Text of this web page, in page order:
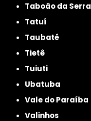
Taboão da Serra
Tatuí
Taubaté
Tietê
Tuiuti
Ubatuba
Vale do Paraíba
Valinhos